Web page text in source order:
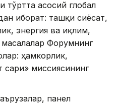
тўртта асосий глобал
иборат: ташқи сиёсат,
энергия ва иқлим,
Форумнинг
ҳамкорлик,
сари» миссиясининг
панел